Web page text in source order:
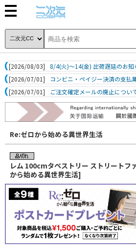
[2026/08/03]
8/4(火)～14(金) 出荷遅延のお知
[2026/07/01]
コンビニ・ペイジー決済の支払
[2026/07/01]
ご注文確定メールの廃止につい
Re:ゼロから始める異世界生活
レム 100cmタペストリー ストリートフ
から始める異世界生活]